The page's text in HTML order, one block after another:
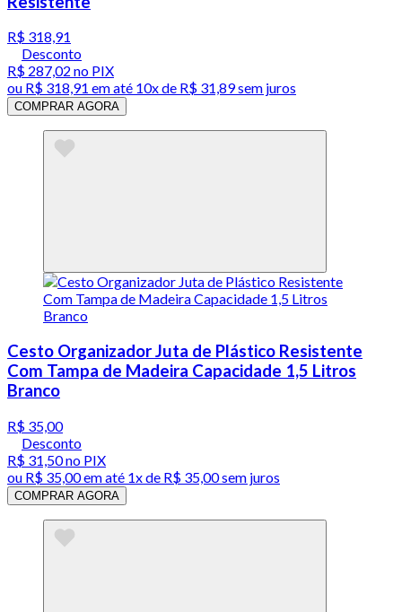
R$ 318,91
Desconto
R$ 287,02 no PIX
ou R$ 318,91 em até 10x de R$ 31,89 sem juros
COMPRAR AGORA
Cesto Organizador Juta de Plástico Resistente
Com Tampa de Madeira Capacidade 1,5 Litros
Branco
R$ 35,00
Desconto
R$ 31,50no PIX
ou R$ 35,00em até 1x de R$ 35,00sem juros
COMPRAR AGORA